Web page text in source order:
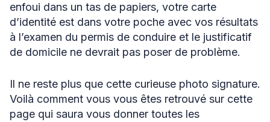
enfoui dans un tas de papiers, votre carte
d’identité est dans votre poche avec vos résultats
à l’examen du permis de conduire et le justificatif
de domicile ne devrait pas poser de problème.
Il ne reste plus que cette curieuse photo signature.
Voilà comment vous vous êtes retrouvé sur cette
page qui saura vous donner toutes les